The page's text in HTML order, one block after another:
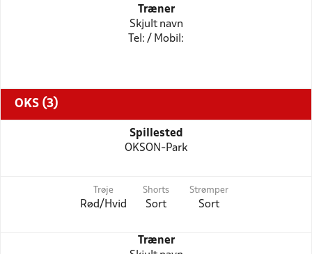
Træner
Skjult navn
Tel: / Mobil:
OKS (3)
Spillested
OKSON-Park
Trøje
Rød/Hvid
Shorts
Sort
Strømper
Sort
Træner